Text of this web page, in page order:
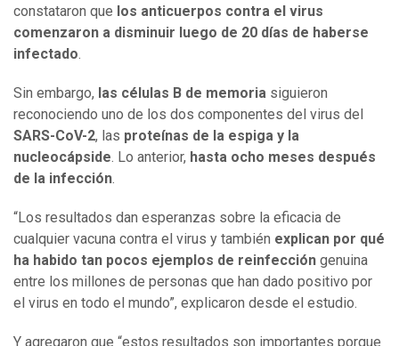
constataron que los anticuerpos contra el virus
comenzaron a disminuir luego de 20 días de haberse
infectado.
Sin embargo, las células B de memoria siguieron
reconociendo uno de los dos componentes del virus del
SARS-CoV-2, las proteínas de la espiga y la
nucleocápside. Lo anterior, hasta ocho meses después
de la infección.
“Los resultados dan esperanzas sobre la eficacia de
cualquier vacuna contra el virus y también explican por qué
ha habido tan pocos ejemplos de reinfección genuina
entre los millones de personas que han dado positivo por
el virus en todo el mundo”, explicaron desde el estudio.
Y agregaron que “estos resultados son importantes porque